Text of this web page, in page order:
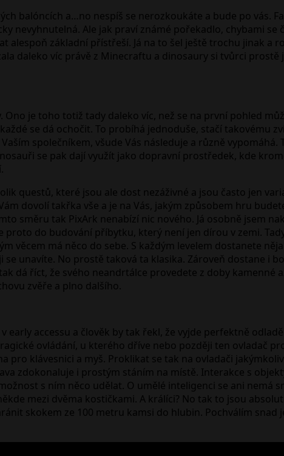
balóncích a…no nespíš se nerozkoukáte a bude po vás.
nevyhnutelná. Ale jak praví známé pořekadlo, chybami se
základní přístřeší. Já na to šel ještě trochu jinak a
daleko víc právě z Minecraftu a dinosaury si tvůrci prostě
je toho totiž tady daleko víc, než se na první pohled
se dá ochočit. To probíhá jednoduše, stačí takovému
společníkem, všude Vás následuje a různě vypomáhá.
se pak dají využít jako dopravní prostředek, kde
questů, které jsou ale dost nezáživné a jsou často jen
dovolí takřka vše a je na Vás, jakým způsobem hru
směru tak PixArk nenabízí nic nového. Já osobně jsem
do budování příbytku, který není jen dírou v zemi.
věcem má něco do sebe. S každým levelem dostanete
unavíte. No prostě taková ta klasika. Zároveň dostane i
dá říct, že svého neandrtálce provedete z doby kamenné
zvěře a plno dalšího.
early accessu a člověk by tak řekl, že vyjde perfektně
ovládání, u kterého dříve nebo později ten ovladač
pro klávesnici a myš. Proklikat se tak na ovladači
zdokonaluje i prostým stáním na místě. Interakce s
s ním něco udělat. O umělé inteligenci se ani nemá
mezi dvěma kostičkami. A králíci? No tak to jsou
skokem ze 100 metru kamsi do hlubin. Pochválím